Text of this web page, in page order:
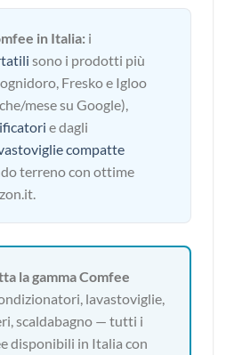
in Italia: i
sono i prodotti più
Fresko e Igloo
mese su Google),
e dagli
compatte
terreno con ottime
la gamma Comfee
lavastoviglie,
scaldabagno — tutti i
disponibili in Italia con